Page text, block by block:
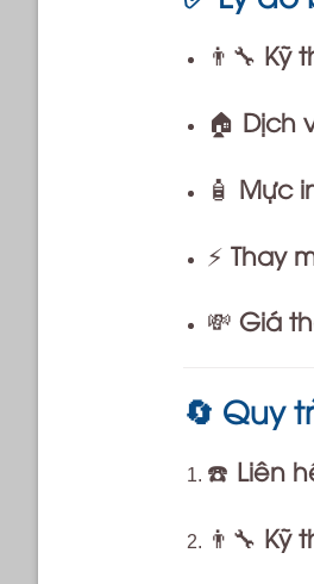
👨‍🔧 Kỹ
🏠 Dịch
🧴 Mực
⚡Thay
💸Giá
🔄 Quy
☎️ Liên
👨‍🔧 Kỹ